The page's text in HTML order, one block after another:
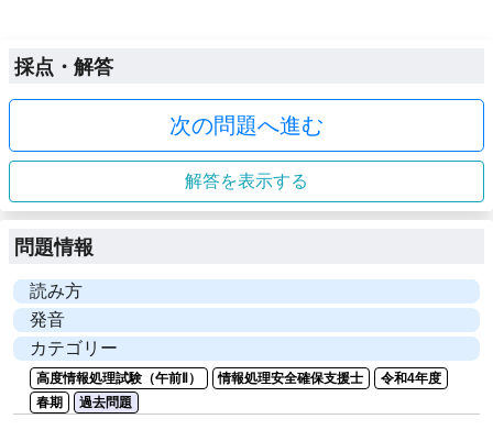
採点・解答
次の問題へ進む
解答を表示する
問題情報
読み方
発音
カテゴリー
高度情報処理試験（午前Ⅱ） 情報処理安全確保支援士
令和4年度
春期
過去問題